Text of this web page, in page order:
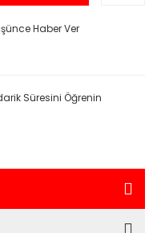
Haber Ver
Süresini Öğrenin